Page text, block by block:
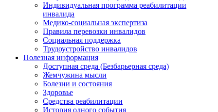
Индивидуальная программа реабилитации
инвалида
Медико-социальная экспертиза
Правила перевозки инвалидов
Социальная поддержка
Трудоустройство инвалидов
Полезная информация
Доступная среда (Безбарьерная среда)
Жемчужина мысли
Болезни и состояния
Здоровье
Средства реабилитации
История одного события